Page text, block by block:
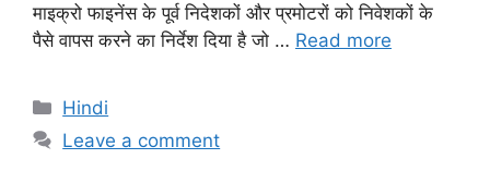
माइक्रो फाइनेंस के पूर्व निदेशकों और प्रमोटरों को निवेशकों के
पैसे वापस करने का निर्देश दिया है जो … Read more
Categories
Hindi
Leave a comment